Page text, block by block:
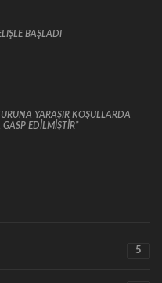
BAŞLADI
YARAŞIR KOŞULLARDA
EDİLMİŞTİR”
5